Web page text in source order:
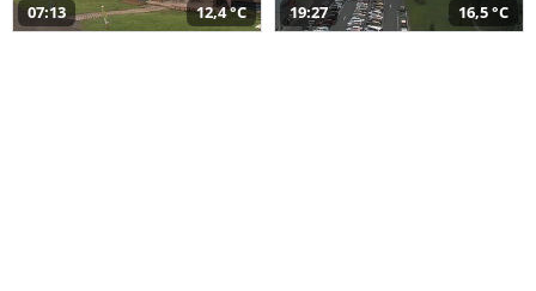
07:13 12,4 °C 19:27 16,5 °C